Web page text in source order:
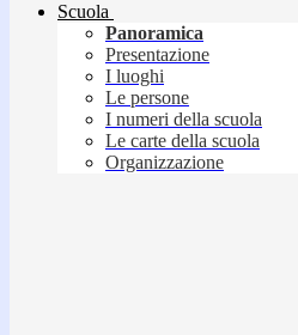
Scuola
Panoramica
Presentazione
I luoghi
Le persone
I numeri della scuola
Le carte della scuola
Organizzazione